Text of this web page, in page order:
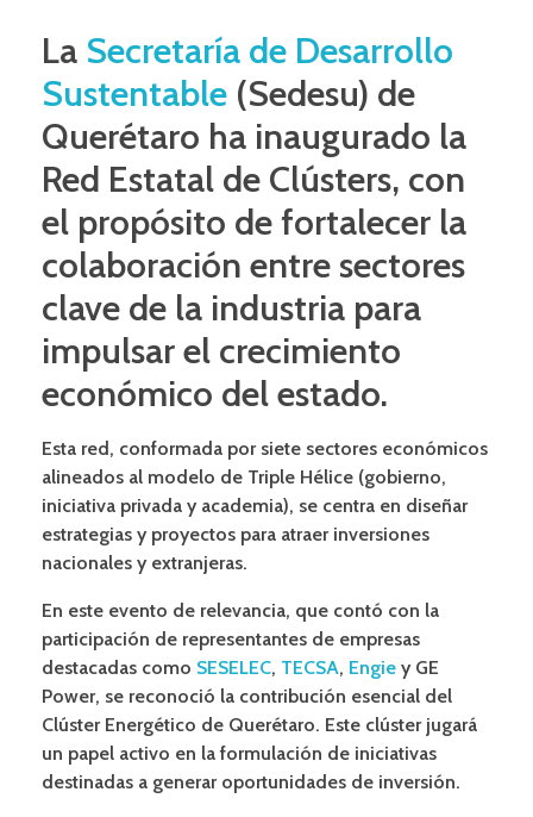
La Secretaría de Desarrollo
Sustentable (Sedesu) de
Querétaro ha inaugurado la
Red Estatal de Clústers, con
el propósito de fortalecer la
colaboración entre sectores
clave de la industria para
impulsar el crecimiento
económico del estado.
Esta red, conformada por siete sectores económicos
alineados al modelo de Triple Hélice (gobierno,
iniciativa privada y academia), se centra en diseñar
estrategias y proyectos para atraer inversiones
nacionales y extranjeras.
En este evento de relevancia, que contó con la
participación de representantes de empresas
destacadas como SESELEC, TECSA, Engie y GE
Power, se reconoció la contribución esencial del
Clúster Energético de Querétaro. Este clúster jugará
un papel activo en la formulación de iniciativas
destinadas a generar oportunidades de inversión.